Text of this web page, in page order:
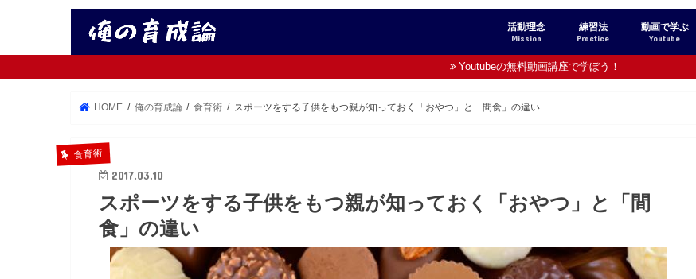
活動理念
Mission
練習法
Practice
バッティング
ピッチング
守備・送球
走塁・盗塁
メンタル
チームワーク向上術
トレーニング・ケガ予防
食育術
読者さんからの質問
連載・コラム
動画で学ぶ
Youtube
Youtubeの無料動画講座で学ぼう！
HOME 俺の育成論 食育術 スポーツをする子供をもつ親が知っておく「おやつ」と「間食」の違い
食育術
2017.03.10
スポーツをする子供をもつ親が知っておく「おやつ」と「間
食」の違い